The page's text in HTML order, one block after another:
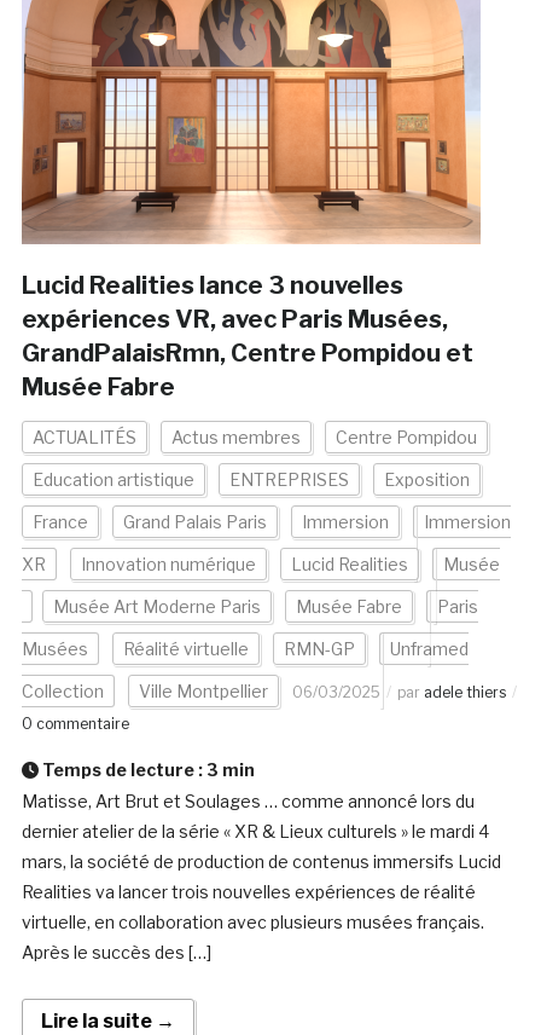
Lucid Realities lance 3 nouvelles
expériences VR, avec Paris Musées,
GrandPalaisRmn, Centre Pompidou et
Musée Fabre
ACTUALITÉS Actus membres Centre Pompidou
Education artistique ENTREPRISES Exposition
France Grand Palais Paris Immersion Immersion
XR Innovation numérique Lucid Realities Musée
Musée Art Moderne Paris Musée Fabre Paris
Musées Réalité virtuelle RMN-GP Unframed
Collection Ville Montpellier 06/03/2025 par adele thiers
0 commentaire
Temps de lecture : 3 min
Matisse, Art Brut et Soulages … comme annoncé lors du
dernier atelier de la série « XR & Lieux culturels » le mardi 4
mars, la société de production de contenus immersifs Lucid
Realities va lancer trois nouvelles expériences de réalité
virtuelle, en collaboration avec plusieurs musées français.
Après le succès des […]
Lire la suite →